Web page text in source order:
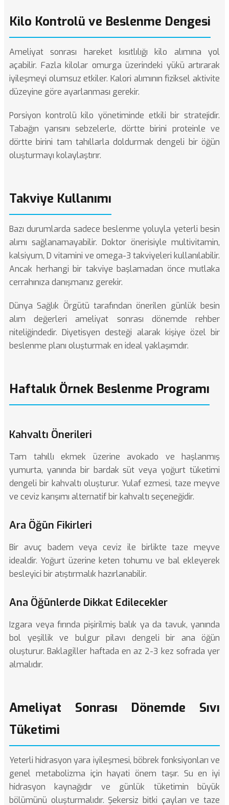
Kilo Kontrolü ve Beslenme Dengesi
Ameliyat sonrası hareket kısıtlılığı kilo alımına yol
açabilir. Fazla kilolar omurga üzerindeki yükü artırarak
iyileşmeyi olumsuz etkiler. Kalori alımının fiziksel aktivite
düzeyine göre ayarlanması gerekir.
Porsiyon kontrolü kilo yönetiminde etkili bir stratejidir.
Tabağın yarısını sebzelerle, dörtte birini proteinle ve
dörtte birini tam tahıllarla doldurmak dengeli bir öğün
oluşturmayı kolaylaştırır.
Takviye Kullanımı
Bazı durumlarda sadece beslenme yoluyla yeterli besin
alımı sağlanamayabilir. Doktor önerisiyle multivitamin,
kalsiyum, D vitamini ve omega-3 takviyeleri kullanılabilir.
Ancak herhangi bir takviye başlamadan önce mutlaka
cerrahınıza danışmanız gerekir.
Dünya Sağlık Örgütü tarafından önerilen günlük besin
alım değerleri ameliyat sonrası dönemde rehber
niteliğindedir. Diyetisyen desteği alarak kişiye özel bir
beslenme planı oluşturmak en ideal yaklaşımdır.
Haftalık Örnek Beslenme Programı
Kahvaltı Önerileri
Tam tahıllı ekmek üzerine avokado ve haşlanmış
yumurta, yanında bir bardak süt veya yoğurt tüketimi
dengeli bir kahvaltı oluşturur. Yulaf ezmesi, taze meyve
ve ceviz karışımı alternatif bir kahvaltı seçeneğidir.
Ara Öğün Fikirleri
Bir avuç badem veya ceviz ile birlikte taze meyve
idealdir. Yoğurt üzerine keten tohumu ve bal ekleyerek
besleyici bir atıştırmalık hazırlanabilir.
Ana Öğünlerde Dikkat Edilecekler
Izgara veya fırında pişirilmiş balık ya da tavuk, yanında
bol yeşillik ve bulgur pilavı dengeli bir ana öğün
oluşturur. Baklagiller haftada en az 2-3 kez sofrada yer
almalıdır.
Ameliyat Sonrası Dönemde Sıvı
Tüketimi
Yeterli hidrasyon yara iyileşmesi, böbrek fonksiyonları ve
genel metabolizma için hayati önem taşır. Su en iyi
hidrasyon kaynağıdır ve günlük tüketimin büyük
bölümünü oluşturmalıdır. Şekersiz bitki çayları ve taze